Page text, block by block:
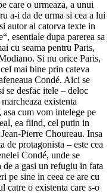
care o urmeaza, a unui
a-i da de urma si cea a lui
autor al catorva texte in
esentiale dupa parerea sa
cu seama pentru Paris,
Si nu orice Paris,
mai bine prin cateva
Condé. Aici se
se desfac itele – deloc
existenta
cum vom intelege pe
ea fiind, cel putin in
Pierre Choureau. Insa
de protagonista – este cea
Condé, unde se
de a gasi un refugiu in fata
pe sine in ceea ce are cu
catre o existenta care s-o